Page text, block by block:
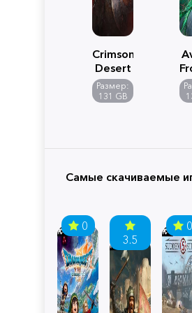
Crimson
Desert
Размер:
131 GB
Самые скачиваемые
0
3.5
0